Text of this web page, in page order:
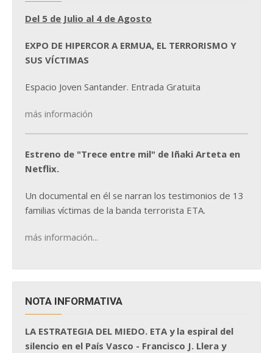
Del 5 de Julio al 4 de Agosto
EXPO DE HIPERCOR A ERMUA, EL TERRORISMO Y
SUS VÍCTIMAS
Espacio Joven Santander. Entrada Gratuita
más información
Estreno de "Trece entre mil" de Iñaki Arteta en
Netflix.
Un documental en él se narran los testimonios de 13
familias víctimas de la banda terrorista ETA.
más información...
NOTA INFORMATIVA
LA ESTRATEGIA DEL MIEDO. ETA y la espiral del
silencio en el País Vasco - Francisco J. Llera y